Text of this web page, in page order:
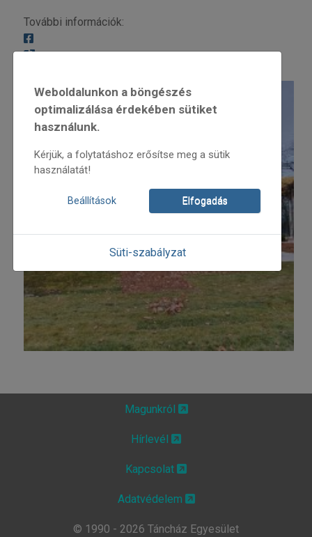
További információk:
Weboldalunkon a böngészés
optimalizálása érdekében sütiket
használunk.
Kérjük, a folytatáshoz erősítse meg a sütik
használatát!
Beállítások Elfogadás
Süti-szabályzat
Magunkról
Hírlevél
Kapcsolat
Adatvédelem
© 1990 - 2026 Táncház Egyesület